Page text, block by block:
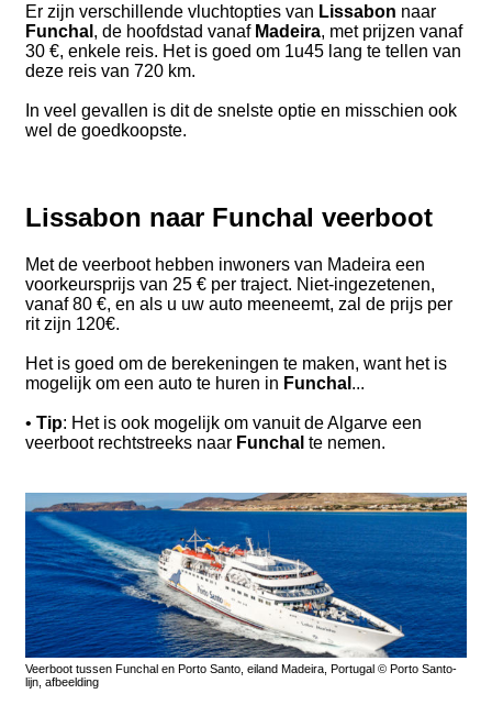
Er zijn verschillende vluchtopties van Lissabon naar
Funchal , de hoofdstad vanaf Madeira, met prijzen vanaf
30 €, enkele reis. Het is goed om 1u45 lang te tellen van
deze reis van 720 km.
In veel gevallen is dit de snelste optie en misschien ook
wel de goedkoopste.
Lissabon naar Funchal veerboot
Met de veerboot hebben inwoners van Madeira een
voorkeursprijs van 25 € per traject. Niet-ingezetenen,
vanaf 80 €, en als u uw auto meeneemt, zal de prijs per
rit zijn 120€.
Het is goed om de berekeningen te maken, want het is
mogelijk om een ​​auto te huren in Funchal ...
• Tip: Het is ook mogelijk om vanuit de Algarve een
veerboot rechtstreeks naar Funchal te nemen.
Veerboot tussen Funchal en Porto Santo, eiland Madeira, Portugal © Porto Santo-
lijn, afbeelding